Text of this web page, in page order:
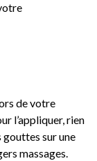
de votre
l’appliquer, rien
sur une
massages.